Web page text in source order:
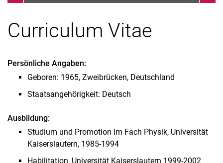
Mitgliedschaften
Forschungsschwerpunkte
Curriculum Vitae
Persönliche Angaben:
Geboren: 1965, Zweibrücken, Deutschland
Staatsangehörigkeit: Deutsch
Ausbildung:
Studium und Promotion im Fach Physik, Universität
Kaiserslautern, 1985-1994
Habilitation, Universität Kaiserslautern 1999-2002